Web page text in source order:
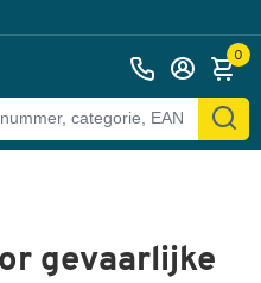
0
gevaarlijke